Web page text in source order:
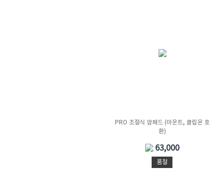
PRO 조절식 암패드 (마운트, 클립온 호
환)
63,000
품절